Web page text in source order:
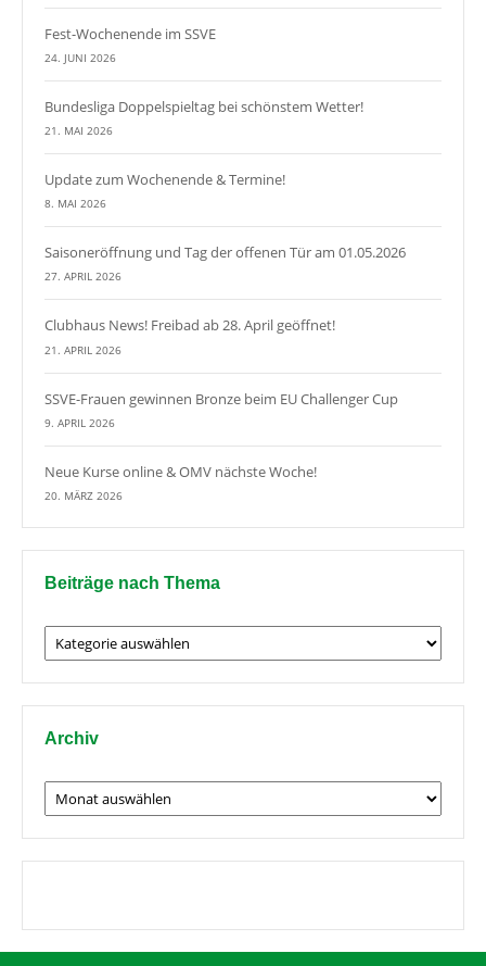
Fest-Wochenende im SSVE
24. JUNI 2026
Bundesliga Doppelspieltag bei schönstem Wetter!
21. MAI 2026
Update zum Wochenende & Termine!
8. MAI 2026
Saisoneröffnung und Tag der offenen Tür am 01.05.2026
27. APRIL 2026
Clubhaus News! Freibad ab 28. April geöffnet!
21. APRIL 2026
SSVE-Frauen gewinnen Bronze beim EU Challenger Cup
9. APRIL 2026
Neue Kurse online & OMV nächste Woche!
20. MÄRZ 2026
Beiträge nach Thema
Beiträge
nach
Thema
Archiv
Archiv